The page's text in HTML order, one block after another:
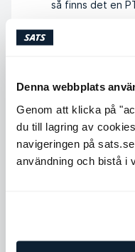
Denna webbplats
Genom att klicka på
du till lagring av
navigeringen på
användning och bistå i
så finns det en
LÄS MER OM